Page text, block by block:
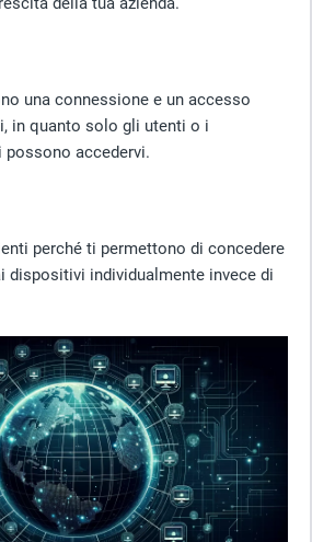
una connessione e un accesso
in quanto solo gli utenti o i
accedervi.
perché ti permettono di concedere
dispositivi individualmente invece di